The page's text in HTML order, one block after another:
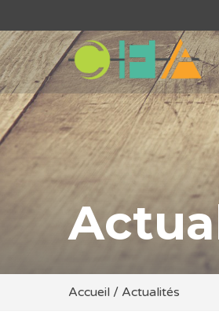
Accueil / Actualités